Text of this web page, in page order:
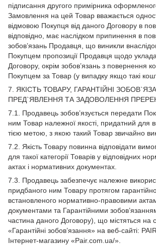
підписання другого примірника
Замовлення на цей Товар вважається
відмовою Покупця від даного Договору в
відповідно, має наслідком припинення в
зобов’язань Продавця, що виникли
Покупцем пропозиції Продавця щодо
Договору, окрім зобов’язань з повернення
Покупцем за Товар (у випадку якщо такі
7. ЯКІСТЬ ТОВАРУ, ГАРАНТІЙНІ
ПРЕД`ЯВЛЕННЯ ТА ЗАДОВОЛЕННЯ
7.1. Продавець зобов’язується передати
ним Товар належної якості, придатний для
тією метою, з якою такий Товар звичайно
7.2. Якість Товару повинна відповідати
для такої категорії Товарів у відповідних
актах і нормативних документах.
7.3. Продавець забезпечує належне
придбаного ним Товару протягом
встановленого нормативно-правовими
документами та Гарантійними
частина даного Договору), що містяться на
«Гарантійні зобов’язання» на веб-сайті:
Інтернет-магазину «Pair.com.ua/».